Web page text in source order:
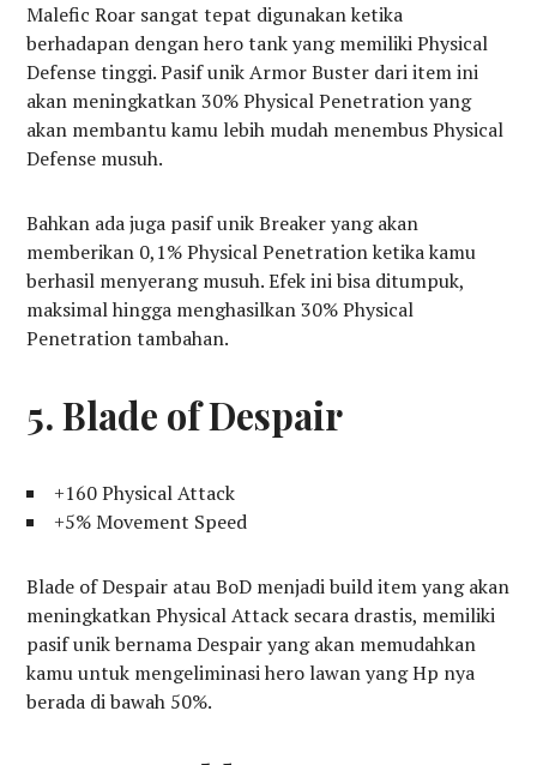
Malefic Roar sangat tepat digunakan ketika
berhadapan dengan hero tank yang memiliki Physical
Defense tinggi. Pasif unik Armor Buster dari item ini
akan meningkatkan 30% Physical Penetration yang
akan membantu kamu lebih mudah menembus Physical
Defense musuh.
Bahkan ada juga pasif unik Breaker yang akan
memberikan 0,1% Physical Penetration ketika kamu
berhasil menyerang musuh. Efek ini bisa ditumpuk,
maksimal hingga menghasilkan 30% Physical
Penetration tambahan.
5. Blade of Despair
+160 Physical Attack
+5% Movement Speed
Blade of Despair atau BoD menjadi build item yang akan
meningkatkan Physical Attack secara drastis, memiliki
pasif unik bernama Despair yang akan memudahkan
kamu untuk mengeliminasi hero lawan yang Hp nya
berada di bawah 50%.